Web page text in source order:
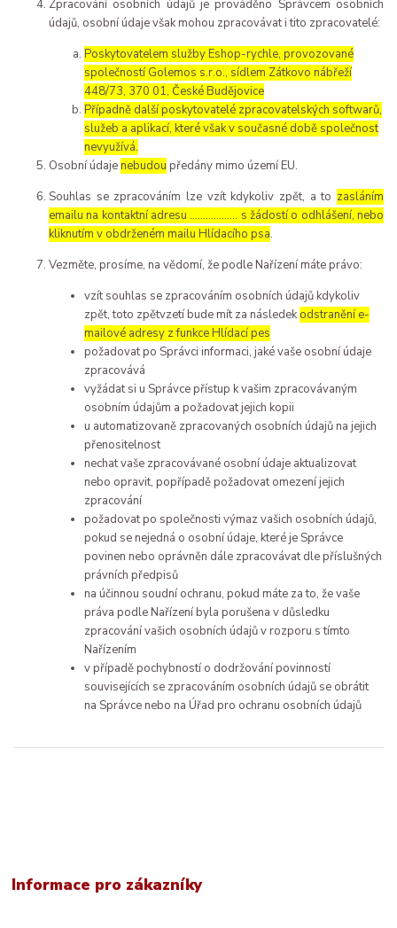
Zpracování osobních údajů je prováděno Správcem osobních
údajů, osobní údaje však mohou zpracovávat i tito zpracovatelé:
Poskytovatelem služby Eshop-rychle, provozované
společností Golemos s.r.o., sídlem Zátkovo nábřeží
448/73, 370 01, České Budějovice
Případně další poskytovatelé zpracovatelských softwarů,
služeb a aplikací, které však v současné době společnost
nevyužívá.
Osobní údaje nebudou předány mimo území EU.
Souhlas se zpracováním lze vzít kdykoliv zpět, a to zasláním
emailu na kontaktní adresu ..……………. s žádostí o odhlášení, nebo
kliknutím v obdrženém mailu Hlídacího psa.
Vezměte, prosíme, na vědomí, že podle Nařízení máte právo:
vzít souhlas se zpracováním osobních údajů kdykoliv
zpět, toto zpětvzetí bude mít za následekodstranění e-
mailové adresy z funkce Hlídací pes
požadovat po Správci informaci, jaké vaše osobní údaje
zpracovává
vyžádat si u Správce přístup k vašim zpracovávaným
osobním údajům a požadovat jejich kopii
u automatizovaně zpracovaných osobních údajů na jejich
přenositelnost
nechat vaše zpracovávané osobní údaje aktualizovat
nebo opravit, popřípadě požadovat omezení jejich
zpracování
požadovat po společnosti výmaz vašich osobních údajů,
pokud se nejedná o osobní údaje, které je Správce
povinen nebo oprávněn dále zpracovávat dle příslušných
právních předpisů
na účinnou soudní ochranu, pokud máte za to, že vaše
práva podle Nařízení byla porušena v důsledku
zpracování vašich osobních údajů v rozporu s tímto
Nařízením
v případě pochybností o dodržování povinností
souvisejících se zpracováním osobních údajů se obrátit
na Správce nebo na Úřad pro ochranu osobních údajů
Informace pro zákazníky